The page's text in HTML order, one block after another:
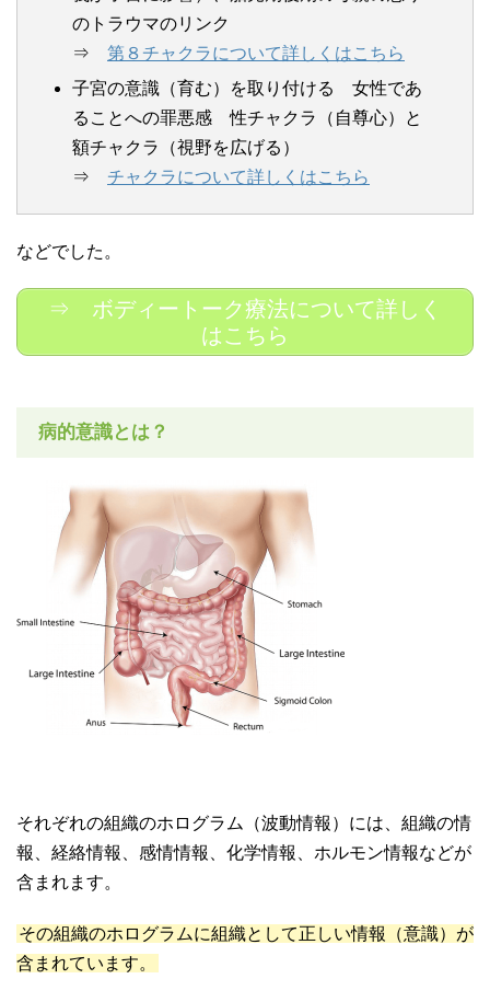
のトラウマのリンク
⇒ 第８チャクラについて詳しくはこちら
子宮の意識（育む）を取り付ける 女性であ
ることへの罪悪感 性チャクラ（自尊心）と
額チャクラ（視野を広げる）
⇒ チャクラについて詳しくはこちら
などでした。
⇒ ボディートーク療法について詳しく
はこちら
病的意識とは？
それぞれの組織のホログラム（波動情報）には、組織の情
報、経絡情報、感情情報、化学情報、ホルモン情報などが
含まれます。
その組織のホログラムに組織として正しい情報（意識）が
含まれています。